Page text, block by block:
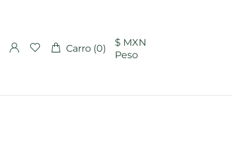
Carro (0)
$ MXN
Peso